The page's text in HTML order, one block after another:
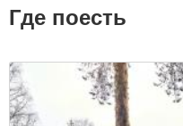
Где поесть